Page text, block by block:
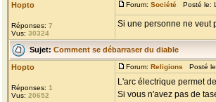
Hopto
Réponses: 7
Vus: 30324
Forum: Société Posté le:
Si une personne ne veut
Sujet: Comment se débarraser du diable
Hopto
Réponses: 1
Vus: 20652
Forum: Religions Posté
L'arc électrique permet
Si vous n'avez pas de